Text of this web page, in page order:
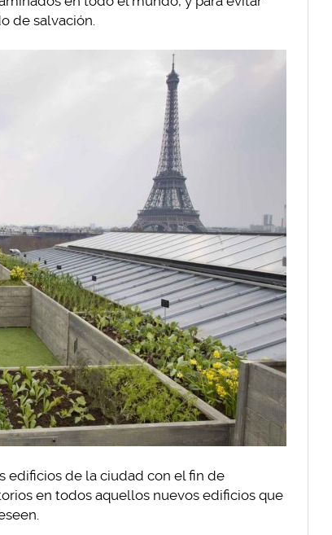
de salvación.
edificios de la ciudad con el fin de
en todos aquellos nuevos edificios que